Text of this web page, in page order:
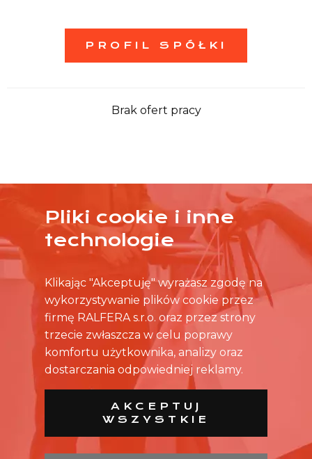
PROFIL SPÓŁKI
Brak ofert pracy
ŻADNA OFERTA CIĘ NIE ZAINTERESOWAŁA?
SKONTAKTUJ SIĘ BEZPOŚREDNIO ZE SKLEPEM.
Pliki cookie i inne
technologie
Klikając "Akceptuję" wyrażasz zgodę na
wykorzystywanie plików cookie przez
firmę RALFERA s.r.o. oraz przez strony
trzecie zwłaszcza w celu poprawy
komfortu użytkownika, analizy oraz
dostarczania odpowiedniej reklamy.
AKCEPTUJ
WSZYSTKIE